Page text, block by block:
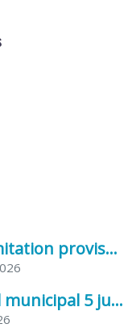
Arrêté préfectoral Limitation provisoire des usages de l’eau
Compte rendu conseil municipal 5 juin 2026 sénatoriale